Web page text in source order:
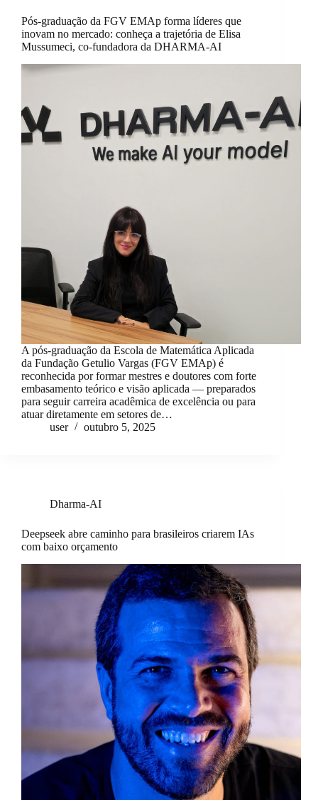
Pós-graduação da FGV EMAp forma líderes que
inovam no mercado: conheça a trajetória de Elisa
Mussumeci, co-fundadora da DHARMA-AI
A pós-graduação da Escola de Matemática Aplicada
da Fundação Getulio Vargas (FGV EMAp) é
reconhecida por formar mestres e doutores com forte
embasamento teórico e visão aplicada — preparados
para seguir carreira acadêmica de excelência ou para
atuar diretamente em setores de…
user
outubro 5, 2025
Dharma-AI
Deepseek abre caminho para brasileiros criarem IAs
com baixo orçamento